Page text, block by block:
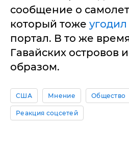
сообщение о
который тоже угодил
портал. В то же
Гавайских островов и
образом.
США Мнение Общество
Реакция соцсетей